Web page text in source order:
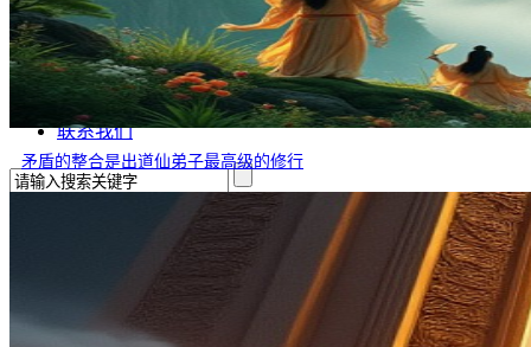
百家姓
厚黑学
生肖运程
在线投稿
联系我们
矛盾的整合是出道仙弟子最高级的修行